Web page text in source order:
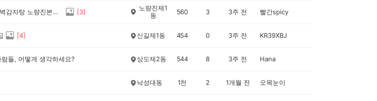
혼밥하기 좋은 동작구 맛집 / 새벽감자탕 노량진본점 소개해요 [3]
노량진제1
동
560 3 3주 전 빨간spicy
[4] 신길제1동 454 0 3주 전 KR39XBJ
들, 어떻게 생각하세요? 상도제2동 544 8 3주 전 Hana
낙성대동 1천 2 1개월 전 오목눈이